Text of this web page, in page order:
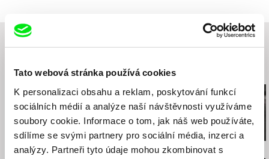
Tato webová stránka používá cookies
K personalizaci obsahu a reklam, poskytování funkcí
sociálních médií a analýze naší návštěvnosti využíváme
soubory cookie. Informace o tom, jak náš web používáte,
sdílíme se svými partnery pro sociální média, inzerci a
analýzy. Partneři tyto údaje mohou zkombinovat s
tel: +420 224 949 110
e-mail:info@cinemart.cz
Související filmy (20)
Jiří Menzel Nikolas Sand Martin Hollý